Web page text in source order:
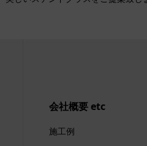
会社概要 etc
施工例